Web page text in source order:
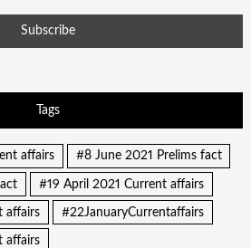
Tags
affairs #8 June 2021 Prelims fact
#19 April 2021 Current affairs
affairs #22JanuaryCurrentaffairs
affairs